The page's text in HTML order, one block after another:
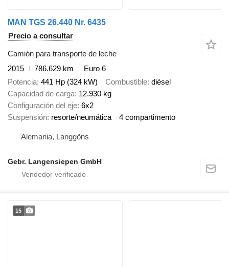
MAN TGS 26.440 Nr. 6435
Precio a consultar
Camión para transporte de leche
2015
786.629 km
Euro 6
Potencia 441 Hp (324 kW) Combustible diésel
Capacidad de carga 12.930 kg
Configuración del eje 6x2
Suspensión resorte/neumática 4 compartimento
Alemania, Langgöns
Gebr. Langensiepen GmbH
15